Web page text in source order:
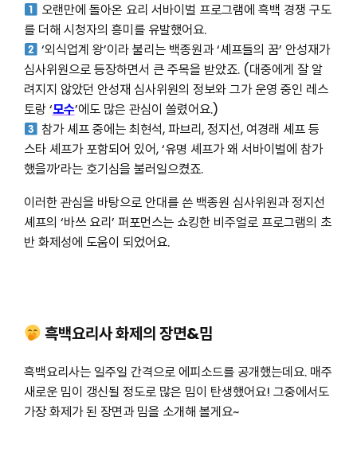
오랜만에 돌아온 요리 서바이벌 프로그램에 흑백 경쟁 구도
를 더해 시청자의 흥미를 유발했어요.
‘외식업계 왕’이라 불리는 백종원과 ‘셰프들의 꿈’ 안성재가
심사위원으로 등장하면서 큰 주목을 받았죠. (대중에게 잘 알
려지지 않았던 안성재 심사위원의 정보와 그가 운영 중인 레스
토랑 ‘모수’에도 많은 관심이 쏠렸어요.)
참가 셰프 중에는 최현석, 파브리, 정지선, 여경래 셰프 등
스타 셰프가 포함되어 있어, ‘유명 셰프가 왜 서바이벌에 참가
했을까’라는 호기심을 불러일으켰죠.
이러한 관심을 바탕으로 안대를 쓴 백종원 심사위원과 정지선
셰프의 ‘바쓰 요리’ 퍼포먼스는 쇼킹한 비주얼로 프로그램의 초
반 화제성에 도움이 되었어요.
흑백요리사 화제의 장면&밈
흑백요리사는 일주일 간격으로 에피소드를 공개했는데요. 매주
새로운 밈이 갱신될 정도로 많은 밈이 탄생했어요! 그중에서도
가장 화제가 된 장면과 밈을 소개해 볼게요~